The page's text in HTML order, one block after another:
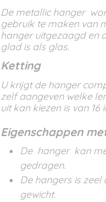
De metallic hanger
gebruik te maken van
hanger uitgezaagd en
glad is als glas.
Ketting
U krijgt de hanger
zelf aangeven welke
uit kan kiezen is van 16
Eigenschappen
De hanger kan
gedragen.
De hangers is
gewicht.